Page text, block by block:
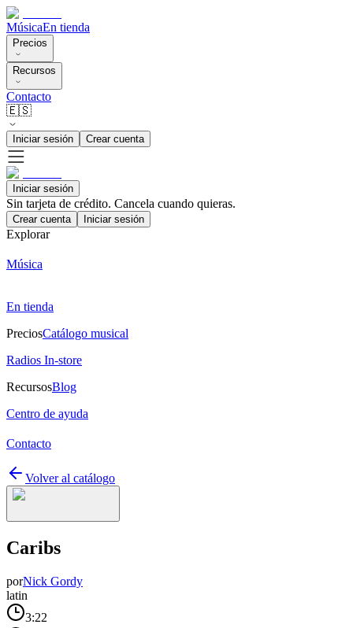
MúsicaEn tienda
Precios
Recursos
Contacto
🇪🇸
Iniciar sesión Crear cuenta
Iniciar sesión
Sin tarjeta de crédito. Cancela cuando quieras.
Crear cuenta Iniciar sesión
Explorar
Música
En tienda
PreciosCatálogo musical
Radios In-store
RecursosBlog
Centro de ayuda
Contacto
Volver al catálogo
Caribs
porNick Gordy
latin
3:22